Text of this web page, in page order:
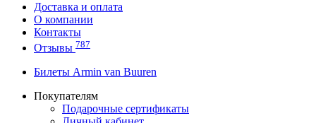
Доставка и оплата
О компании
Контакты
Отзывы 787
Билеты Armin van Buuren
Покупателям
Подарочные сертификаты